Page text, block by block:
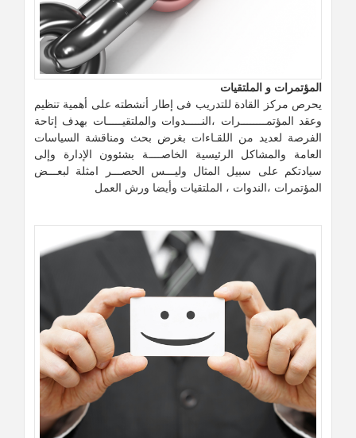
المؤتمرات و الملتقيات
يحرص مركز القادة للتدريب فى إطار أنشطته على أهمية تنظيم
وعقد المؤتمــــــــرات ،النـــــدوات والملتقيـــــات بهدف إتاحة
الفرصة لعديد من اللقـاءات بغرض بحث ومناقشة السياسات
العامة والمشاكل الرئيسية الخاصــــة بشئوون الإدارة وإلى
سيادتكم على سبيل المثال وليـــس الحصـــر امثلة لبعـــض
المؤتمرات ،الندوات ، الملتقيات وأيضا ورش العمل